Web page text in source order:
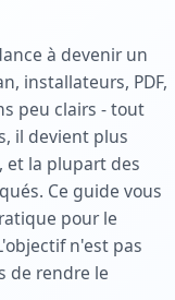
à devenir un
installateurs, PDF,
peu clairs - tout
il devient plus
et la plupart des
Ce guide vous
pour le
n'est pas
de rendre le